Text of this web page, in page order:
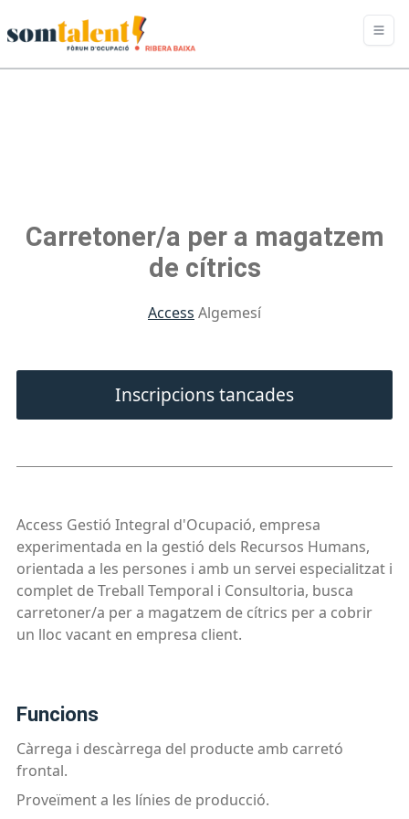
Carretoner/a per a magatzem
de cítrics
Access Algemesí
Inscripcions tancades
Access Gestió Integral d'Ocupació, empresa
experimentada en la gestió dels Recursos Humans,
orientada a les persones i amb un servei especialitzat i
complet de Treball Temporal i Consultoria, busca
carretoner/a per a magatzem de cítrics per a cobrir
un lloc vacant en empresa client.
funcions
Càrrega i descàrrega del producte amb carretó
frontal.
Proveïment a les línies de producció.